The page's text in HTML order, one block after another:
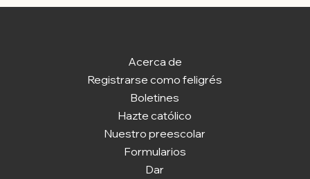
Acerca de
Registrarse como feligrés
Boletines
Hazte católico
Nuestro preescolar
Formularios
Dar